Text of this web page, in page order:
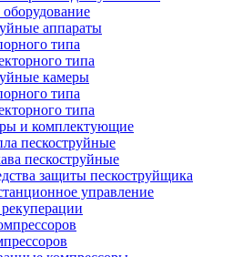
аппараты
типа
типа
камеры
типа
типа
и комплектующие
пескоструйные
пескоструйные
защиты пескоструйщика
управление